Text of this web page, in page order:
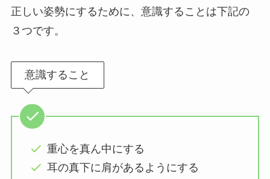
正しい姿勢にするために、意識することは下記の
３つです。
意識すること
重心を真ん中にする
耳の真下に肩があるようにする